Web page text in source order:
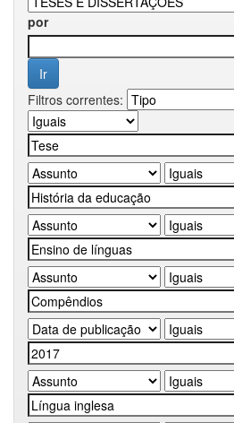
por
Filtros correntes: